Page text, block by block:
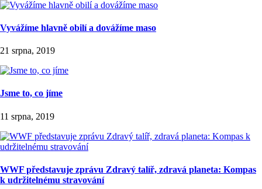
Vyvážíme hlavně obilí a dovážíme maso
21 srpna, 2019
Jsme to, co jíme
11 srpna, 2019
WWF představuje zprávu Zdravý talíř, zdravá planeta: Kompas
k udržitelnému stravování